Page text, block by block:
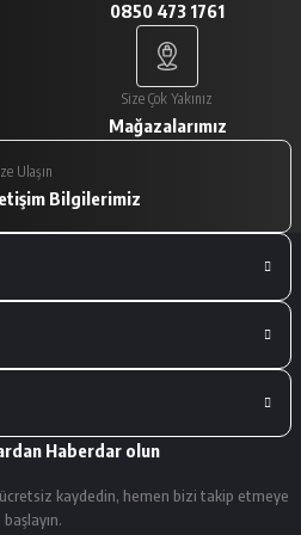
0850 473 1761
Size Çok Yakınız
Mağazalarımız
Ulaşın
Bilgilerimiz
Haberdar olun
kaydedin, hemen bizi takip etmeye
başlayın.